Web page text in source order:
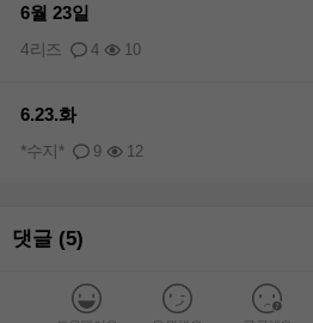
6월 23일
4 10
4리즈
6.23.화
9 12
*수지*
댓글 (5)